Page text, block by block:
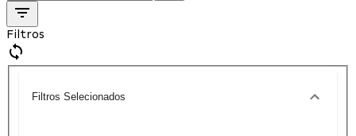
Filtros
Filtros Selecionados